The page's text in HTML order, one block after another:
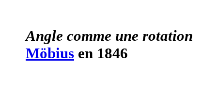
Angle comme une rotation
Möbius en 1846